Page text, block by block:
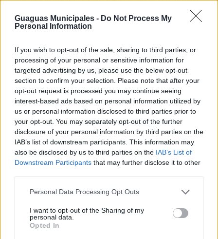
Guaguas Municipales - Do Not Process My
Personal Information
If you wish to opt-out of the sale, sharing to third parties, or
processing of your personal or sensitive information for
targeted advertising by us, please use the below opt-out
section to confirm your selection. Please note that after your
opt-out request is processed you may continue seeing
interest-based ads based on personal information utilized by
us or personal information disclosed to third parties prior to
your opt-out. You may separately opt-out of the further
disclosure of your personal information by third parties on the
IAB’s list of downstream participants. This information may
also be disclosed by us to third parties on the IAB’s List of
Downstream Participants that may further disclose it to other
Personal Data Processing Opt Outs
I want to opt-out of the Sharing of my
personal data.
Opted In
está ejecutando, y la creación de plataforma única
también en la calle Galicia en el tramo comprendido
Tal y como contempla el proyecto, la avenida Mesa y
López se transformará en un bulevar donde se eliminan
los distintos niveles para favorecer la accesibilidad. En
esta vía se han distribuido los árboles para crear un
pasillo de sombra, alejándolos de los edificios, a petición
de los vecinos, para que sus ramas no alcancen las
fachadas. Asimismo, se está renovando el material
mobiliario dotando a la zona de un aspecto moderno,
más cómodo para pasear y libre de humo y ruido, con lo
que se contribuirá a la dinamización de esta
importante zona comercial abierta de la ciudad.
ciudad a celebrar los 40 años de su
municipalización con una mirada